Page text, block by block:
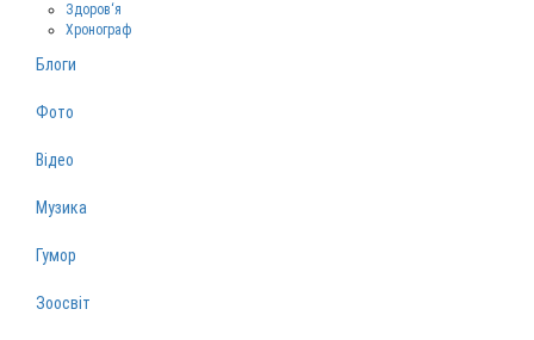
Здоров‘я
Хронограф
Блоги
Фото
Відео
Музика
Гумор
Зоосвіт